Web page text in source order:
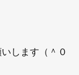
します（＾０